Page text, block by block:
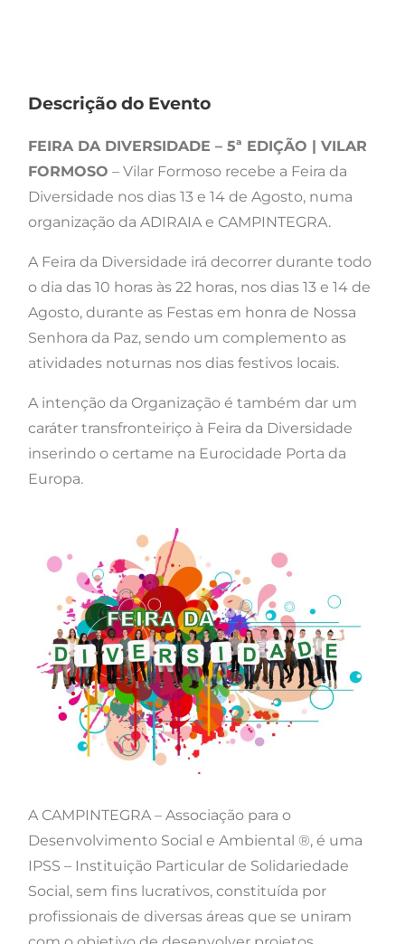
Descrição do Evento
FEIRA DA DIVERSIDADE – 5ª EDIÇÃO | VILAR
FORMOSO – Vilar Formoso recebe a Feira da
Diversidade nos dias 13 e 14 de Agosto, numa
organização da ADIRAIA e CAMPINTEGRA.
A Feira da Diversidade irá decorrer durante todo
o dia das 10 horas às 22 horas, nos dias 13 e 14 de
Agosto, durante as Festas em honra de Nossa
Senhora da Paz, sendo um complemento as
atividades noturnas nos dias festivos locais.
A intenção da Organização é também dar um
caráter transfronteiriço à Feira da Diversidade
inserindo o certame na Eurocidade Porta da
Europa.
A CAMPINTEGRA – Associação para o
Desenvolvimento Social e Ambiental ®, é uma
IPSS – Instituição Particular de Solidariedade
Social, sem fins lucrativos, constituída por
profissionais de diversas áreas que se uniram